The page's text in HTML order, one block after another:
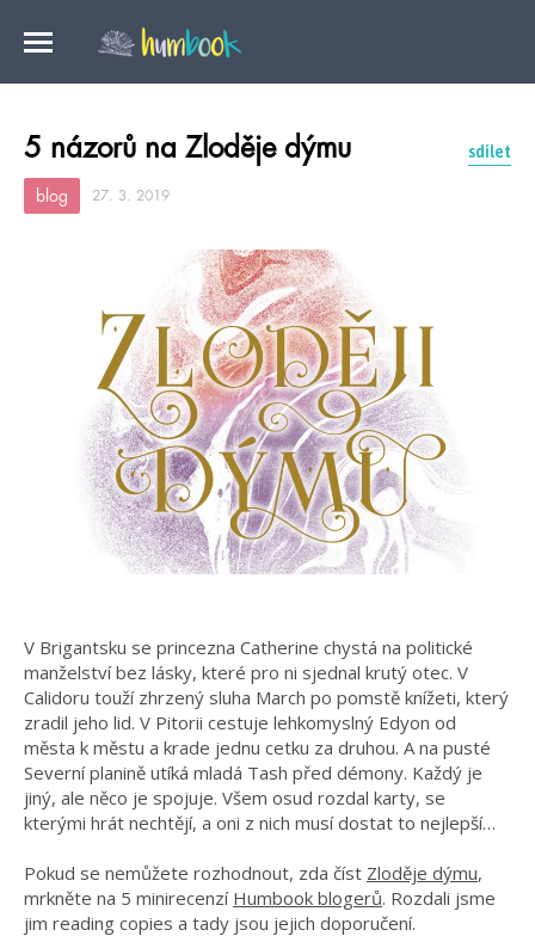
5 názorů na Zloděje dýmu sdílet
blog 27. 3. 2019
V Brigantsku se princezna Catherine chystá na politické
manželství bez lásky, které pro ni sjednal krutý otec. V
Calidoru touží zhrzený sluha March po pomstě knížeti, který
zradil jeho lid. V Pitorii cestuje lehkomyslný Edyon od
města k městu a krade jednu cetku za druhou. A na pusté
Severní planině utíká mladá Tash před démony. Každý je
jiný, ale něco je spojuje. Všem osud rozdal karty, se
kterými hrát nechtějí, a oni z nich musí dostat to nejlepší…
Pokud se nemůžete rozhodnout, zda číst Zloděje dýmu,
mrkněte na 5 minirecenzí Humbook blogerů. Rozdali jsme
jim reading copies a tady jsou jejich doporučení.